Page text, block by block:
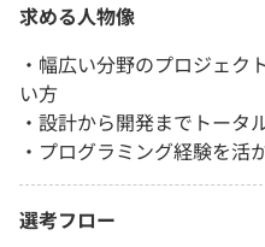
求める人物像
・幅広い分野のプロジェク
い方
・設計から開発までトータ
・プログラミング経験を活
選考フロー